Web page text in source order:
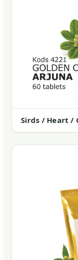
Sirds / Heart /